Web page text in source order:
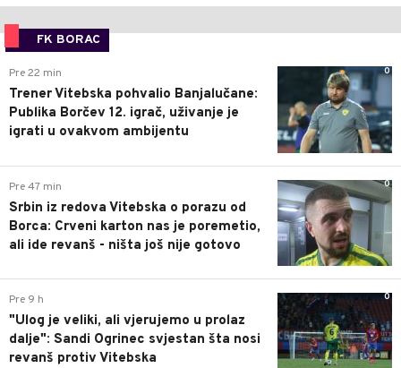
FK BORAC
0
Pre 22 min
Trener Vitebska pohvalio Banjalučane:
Publika Borčev 12. igrač, uživanje je
igrati u ovakvom ambijentu
0
Pre 47 min
Srbin iz redova Vitebska o porazu od
Borca: Crveni karton nas je poremetio,
ali ide revanš - ništa još nije gotovo
0
Pre 9 h
"Ulog je veliki, ali vjerujemo u prolaz
dalje": Sandi Ogrinec svjestan šta nosi
revanš protiv Vitebska